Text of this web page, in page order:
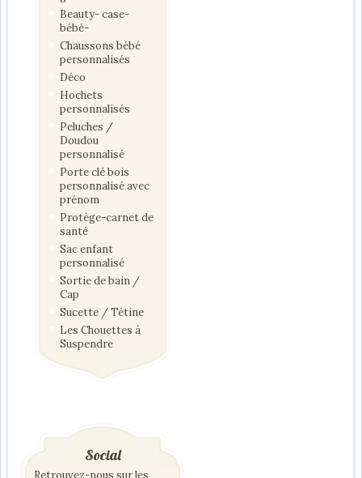
Beauty- case-
bébé-
Chaussons bébé
personnalisés
Déco
Hochets
personnalisés
Peluches /
Doudou
personnalisé
Porte clé bois
personnalisé avec
prénom
Protège-carnet de
santé
Sac enfant
personnalisé
Sortie de bain /
Cap
Sucette / Tétine
Les Chouettes à
Suspendre
Social
Retrouvez-nous sur les